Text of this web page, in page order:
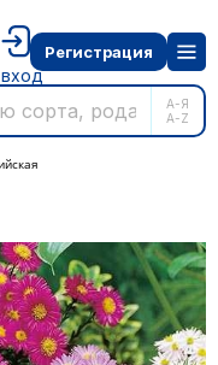
А-Я
A-Z
вход
Регистрация